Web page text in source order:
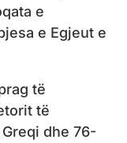
e
e Egjeut e
të
të
dhe 76-